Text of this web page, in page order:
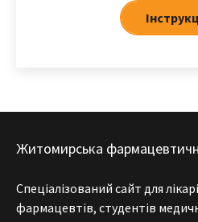
Житомирська
Спеціалізований сайт для
фармацевтів, студентів